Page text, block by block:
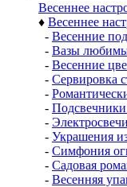
Весеннее
♦ Весеннее
- Весенние
- Вазы
- Весенние
- Сервировка
-
-
- Электросвечи
- Украшения
- Симфония
- Садовая
- Весенняя